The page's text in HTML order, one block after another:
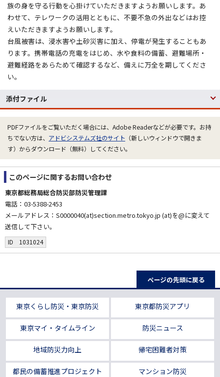
族の身を守る行動を心掛けていただきますようお願いします。あ
わせて、テレワークの活用とともに、不要不急の外出などはお控
えいただきますようお願いします。
台風被害は、浸水害や土砂災害に加え、停電が発生することもあ
ります。携帯電話の充電をはじめ、水や食料の備蓄、避難場所・
避難経路をあらためて確認するなど、備えに万全を期してくださ
い。
添付ファイル
PDFファイルをご覧いただく場合には、Adobe Readerなどが必要です。お持
ちでない方は、 アドビシステムズ社のサイト （新しいウィンドウで開きま
す）からダウンロード（無料）してください。
このページに関するお問い合わせ
東京都総務局総合防災部防災管理課
電話：03-5388-2453
メールアドレス：S0000040(at)section.metro.tokyo.jp (at)を@に変えて
送信して下さい。
ID 1031024
ページの先頭に戻る
東京くらし防災・東京防災 東京都防災アプリ
東京マイ・タイムライン 防災ニュース
地域防災力向上 帰宅困難者対策
都民の備蓄推進プロジェクト マンション防災